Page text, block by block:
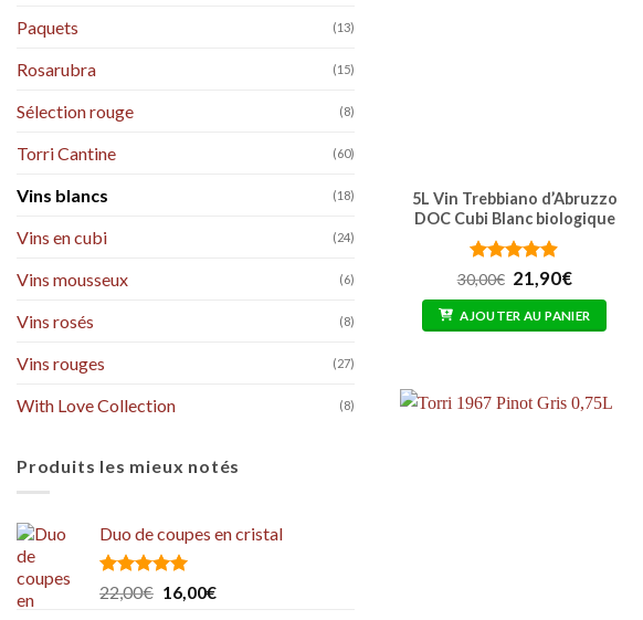
Paquets (13)
Rosarubra (15)
Sélection rouge (8)
Torri Cantine (60)
Vins blancs (18)
Vins en cubi (24)
Vins mousseux (6)
Vins rosés (8)
Vins rouges (27)
With Love Collection (8)
Produits les mieux notés
Duo de coupes en cristal
Note5.00
sur 5
22,00€ Le
16,00€Le
5L Vin Trebbiano d’Abruzzo
DOC Cubi Blanc biologique
Note 4.87
sur 5
30,00€ Le
prix
initial
était :
21,90€Le
prix
actuel
est :
AJOUTER AU PANIER